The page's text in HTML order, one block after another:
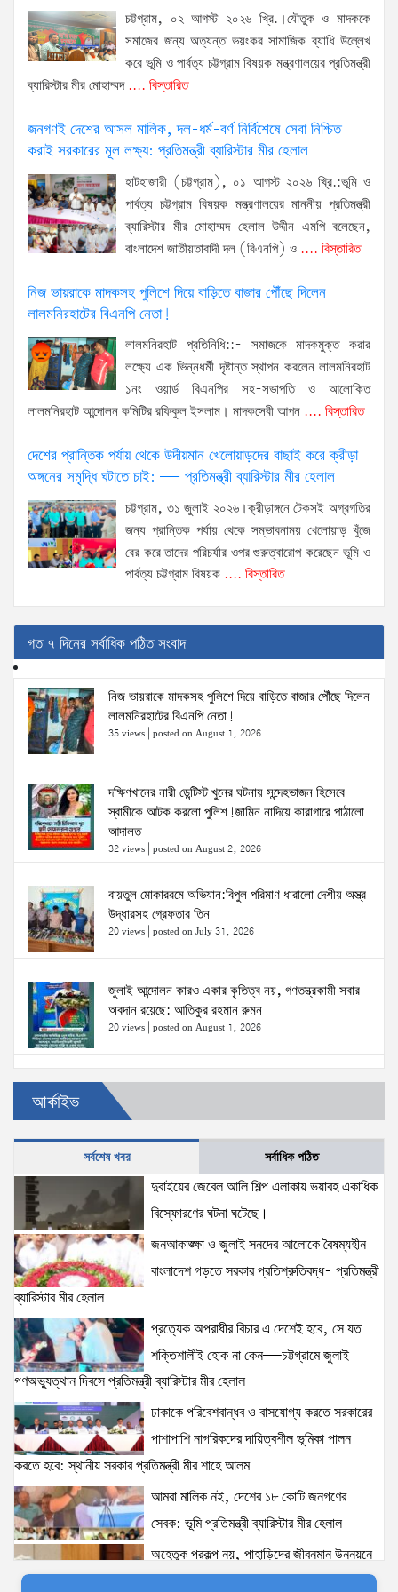
চট্টগ্রাম, ০২ আগস্ট ২০২৬ খ্রি.।যৌতুক ও মাদককে
সমাজের জন্য অত্যন্ত ভয়ংকর সামাজিক ব্যাধি উল্লেখ
করে ভূমি ও পার্বত্য চট্টগ্রাম বিষয়ক মন্ত্রণালয়ের প্রতিমন্ত্রী
ব্যারিস্টার মীর মোহাম্মদ.... বিস্তারিত
জনগণই দেশের আসল মালিক, দল-ধর্ম-বর্ণ নির্বিশেষে সেবা নিশ্চিত
করাই সরকারের মূল লক্ষ্য: প্রতিমন্ত্রী ব্যারিস্টার মীর হেলাল
হাটহাজারী (চট্টগ্রাম), ০১ আগস্ট ২০২৬ খ্রি.:ভূমি ও
পার্বত্য চট্টগ্রাম বিষয়ক মন্ত্রণালয়ের মাননীয় প্রতিমন্ত্রী
ব্যারিস্টার মীর মোহাম্মদ হেলাল উদ্দীন এমপি বলেছেন,
বাংলাদেশ জাতীয়তাবাদী দল (বিএনপি) ও .... বিস্তারিত
নিজ ভায়রাকে মাদকসহ পুলিশে দিয়ে বাড়িতে বাজার পৌঁছে দিলেন
লালমনিরহাটের বিএনপি নেতা!
লালমনিরহাট প্রতিনিধি::- সমাজকে মাদকমুক্ত করার
লক্ষ্যে এক ভিন্নধর্মী দৃষ্টান্ত স্থাপন করলেন লালমনিরহাট
১নং ওয়ার্ড বিএনপির সহ-সভাপতি ও আলোকিত
লালমনিরহাট আন্দোলন কমিটির রফিকুল ইসলাম। মাদকসেবী আপন .... বিস্তারিত
দেশের প্রান্তিক পর্যায় থেকে উদীয়মান খেলোয়াড়দের বাছাই করে ক্রীড়া
অঙ্গনের সমৃদ্ধি ঘটাতে চাই: — প্রতিমন্ত্রী ব্যারিস্টার মীর হেলাল
চট্টগ্রাম, ৩১ জুলাই ২০২৬।ক্রীড়াঙ্গনে টেকসই অগ্রগতির
জন্য প্রান্তিক পর্যায় থেকে সম্ভাবনাময় খেলোয়াড় খুঁজে
বের করে তাদের পরিচর্যার ওপর গুরুত্বারোপ করেছেন ভূমি ও
পার্বত্য চট্টগ্রাম বিষয়ক .... বিস্তারিত
গত ৭ দিনের সর্বাধিক পঠিত সংবাদ
নিজ ভায়রাকে মাদকসহ পুলিশে দিয়ে বাড়িতে বাজার পৌঁছে দিলেন
লালমনিরহাটের বিএনপি নেতা!
35 views posted on August 1, 2026
দক্ষিণখানের নারী ডেন্টিস্ট খুনের ঘটনায় সন্দেহভাজন হিসেবে
স্বামীকে আটক করলো পুলিশ!জামিন নাদিয়ে কারাগারে পাঠালো
আদালত
32 views posted on August 2, 2026
বায়তুল মোকাররমে অভিযান:বিপুল পরিমাণ ধারালো দেশীয় অস্ত্র
উদ্ধারসহ গ্রেফতার তিন
20 views posted on July 31, 2026
জুলাই আন্দোলন কারও একার কৃতিত্ব নয়, গণতন্ত্রকামী সবার
অবদান রয়েছে: আতিকুর রহমান রুমন
20 views posted on August 1, 2026
উত্তরখানে ডিএনসিসি প্রশাসক মো. শফিকুল ও ঢাকা-১৮
আসনের সংসদ সদস্য এস এম জাহাঙ্গীর হোসেনের উপর একদল
দুস্কৃতিকারীদের হামলা
20 views|posted on August 2, 2026
প্রধানমন্ত্রীর সঙ্গে মার্কিন বিশেষ দূতের বৈঠক: তারেক রহমানের
নেতৃত্ব ও বাংলাদেশের স্থিতিশীলতায় দৃঢ় আত্মবিশ্বাস
যুক্তরাষ্ট্রের: মাহ্দী আমিন
15 views |posted on August 1, 2026
দক্ষিণখানে সেই নারী চিকিৎসককে খুনের মামলায় গ্রেপ্তার তার
15 views |posted on August 3, 2026
৫ আগস্টের স্মরণসভা সফল করতে প্রস্তুতি সভা অনুষ্ঠিত
13 views posted on August 1, 2026
স্বরাষ্ট্রমন্ত্রীর সঙ্গে অস্ট্রেলিয়ার নাগরিকত্ব, কাস্টম ও
বহুসংস্কৃতি বিষয়ক সহকারী মন্ত্রীর সাক্ষাৎ
13 views |posted on August 3, 2026
ঢাকাকে পরিবেশবান্ধব ও বাসযোগ্য করতে সরকারের পাশাপাশি
আর্কাইভ
সর্বশেষ খবর সর্বাধিক পঠিত
দুবাইয়ের জেবেল আলি শিল্প এলাকায় ভয়াবহ একাধিক
বিস্ফোরণের ঘটনা ঘটেছে।
জনআকাঙ্ক্ষা ও জুলাই সনদের আলোকে বৈষম্যহীন
বাংলাদেশ গড়তে সরকার প্রতিশ্রুতিবদ্ধ- প্রতিমন্ত্রী
ব্যারিস্টার মীর হেলাল
প্রত্যেক অপরাধীর বিচার এ দেশেই হবে, সে যত
শক্তিশালীই হোক না কেন—চট্টগ্রামে জুলাই
গণঅভ্যুত্থান দিবসে প্রতিমন্ত্রী ব্যারিস্টার মীর হেলাল
ঢাকাকে পরিবেশবান্ধব ও বাসযোগ্য করতে সরকারের
পাশাপাশি নাগরিকদের দায়িত্বশীল ভূমিকা পালন
করতে হবে: স্থানীয় সরকার প্রতিমন্ত্রী মীর শাহে আলম
আমরা মালিক নই, দেশের ১৮ কোটি জনগণের
সেবক: ভূমি প্রতিমন্ত্রী ব্যারিস্টার মীর হেলাল
অহেতুক প্রকল্প নয়, পাহাড়িদের জীবনমান উন্নয়নে
বাস্তবভিত্তিক কার্যকর উদ্যোগ নেয়ার আহ্বান